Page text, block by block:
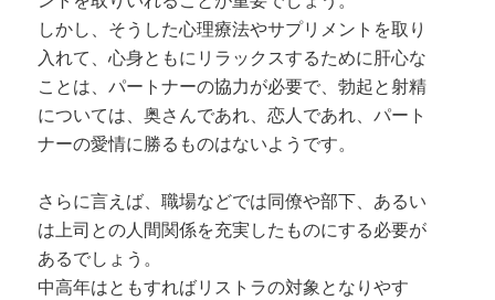
しかし、そうした心理療法やサプリメントを取り
入れて、心身ともにリラックスするために肝心な
ことは、パートナーの協力が必要で、勃起と射精
については、奥さんであれ、恋人であれ、パート
ナーの愛情に勝るものはないようです。
さらに言えば、職場などでは同僚や部下、あるい
は上司との人間関係を充実したものにする必要が
あるでしょう。
中高年はともすればリストラの対象となりやす